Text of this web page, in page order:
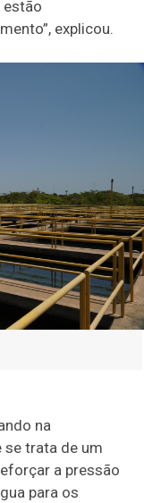
estão
explicou.
na
se trata de um
a pressão
para os